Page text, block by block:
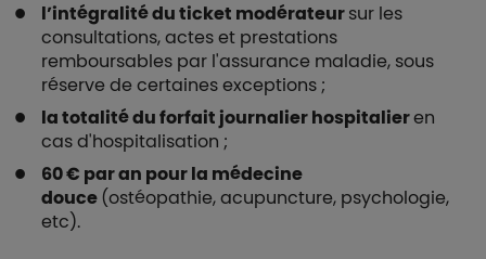
l’intégralité du ticket modérateursur les
consultations, actes et prestations
remboursables par l'assurance maladie, sous
réserve de certaines exceptions ;
la totalité du forfait journalier hospitalieren
cas d'hospitalisation ;
60 € par an pour la médecine
douce(ostéopathie, acupuncture, psychologie,
etc).